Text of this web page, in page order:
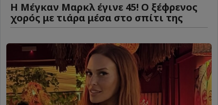
Η Μέγκαν Μαρκλ έγινε 45! Ο ξέφρενος
χορός με τιάρα μέσα στο σπίτι της